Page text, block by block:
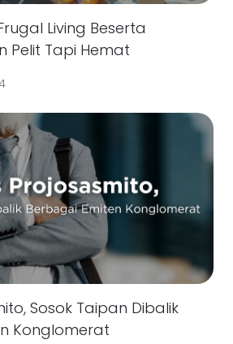
Living Beserta
Pelit Tapi Hemat
Sosok Taipan Dibalik
Konglomerat